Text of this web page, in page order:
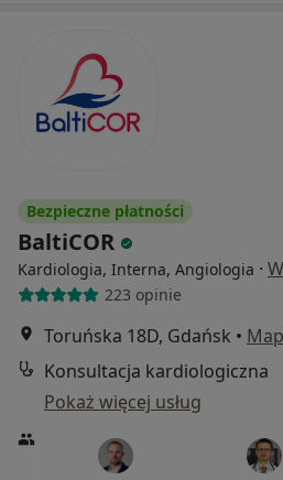
Bezpieczne płatności
BaltiCOR
Kardiologia, Interna, Angiologia ·
223 opinie
Toruńska 18D, Gdańsk •
Konsultacja kardiologiczna
Pokaż więcej usług